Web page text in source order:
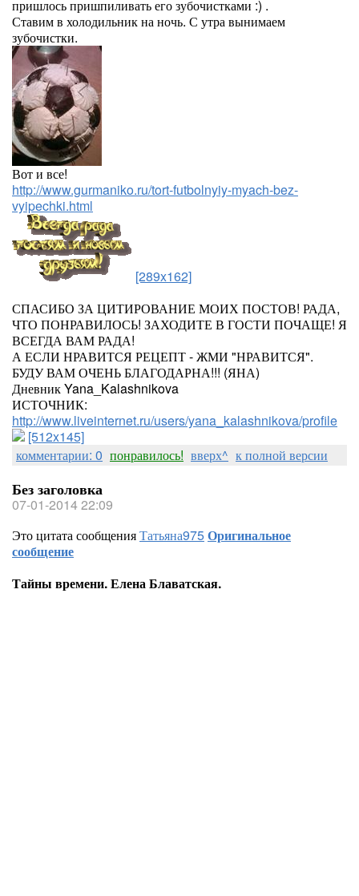
пришлось пришпиливать его зубочистками :) .
Ставим в холодильник на ночь. С утра вынимаем
зубочистки.
Вот и все!
http://www.gurmaniko.ru/tort-futbolnyiy-myach-bez-
vyipechki.html
[289x162]
СПАСИБО ЗА ЦИТИРОВАНИЕ МОИХ ПОСТОВ! РАДА,
ЧТО ПОНРАВИЛОСЬ! ЗАХОДИТЕ В ГОСТИ ПОЧАЩЕ! Я
ВСЕГДА ВАМ РАДА!
А ЕСЛИ НРАВИТСЯ РЕЦЕПТ - ЖМИ "НРАВИТСЯ".
БУДУ ВАМ ОЧЕНЬ БЛАГОДАРНА!!! (ЯНА)
Дневник Yana_Kalashnikova
ИСТОЧНИК:
http://www.liveinternet.ru/users/yana_kalashnikova/profile
[512x145]
комментарии: 0 понравилось! вверх^ к полной версии
Без заголовка
07-01-2014 22:09
Это цитата сообщенияТатьяна975Оригинальное
сообщение
Тайны времени. Елена Блаватская.